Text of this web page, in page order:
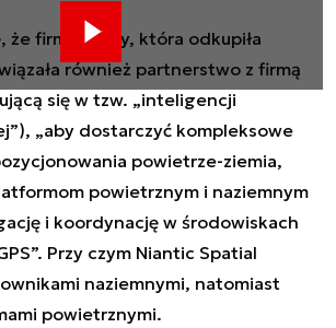
że firma Savvy, która odkupiła
również partnerstwo z firmą
się w tzw. „inteligencji
„aby dostarczyć kompleksowe
powietrze-ziemia,
powietrznym i naziemnym
i koordynację w środowiskach
Przy czym Niantic Spatial
naziemnymi, natomiast
powietrznymi.